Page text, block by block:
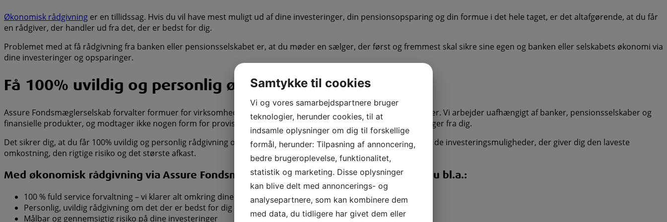
Økonomisk rådgivning er en tillidssag. Hvis du vil have mest muligt ud af dine investeringer, din pensionsopsparing og din formue i det hele taget, er det altafgørende, at du får
en rådgiver, der handler ud fra det, der er bedst for dig.
Problemet med at få rådgivning fra banken eller pensionsselskabet er, at du møder en sælger, der først og fremmest skal sikre sine egen og banken eller selskabets økonomi via
dine investeringer og opsparinger.
Få 100% uvildig og personlig økonomisk rådgivning
Assure Fondsmæglerselskab forvalter formuer for virksomhedsejere og privatpersoner med 2-3 millioner og opefter. Vi arbejder uafhængigt af banker, pensionsselskaber og
finansielle produkter, og modtager ikke nogen form for provision – vores eneste betaling er det honorar, vi modtager fra dig.
Det sikrer dig, at du får 100% uvildig og personlig rådgivning om det, der er bedst for dig og din økonomi. Vi vælger de investeringsmuligheder, der giver dig den laveste
omkostning, den rigtige risiko og det største afkast.
Med økonomisk rådgivning via Assure Fondsmæglerselskabs formueforvaltning får du bl.a.:
100 % fuld service forvaltning – vi klarer alt omkring dine investeringer
Personlig, uvildig rådgivning om det der er bedst for dig og din opsparing og investeringer
Målbar og gennemsigtig risiko på dine investeringer
Samtykke til cookies
Vi og vores samarbejdspartnere bruger
teknologier, herunder cookies, til at
indsamle oplysninger om dig til forskellige
formål, herunder: Tilpasning af annoncering,
bedre brugeroplevelse, funktionalitet,
statistik og marketing. Disse oplysninger
kan blive delt med annoncerings- og
analysepartnere, som kan kombinere dem
med data, du tidligere har givet dem eller